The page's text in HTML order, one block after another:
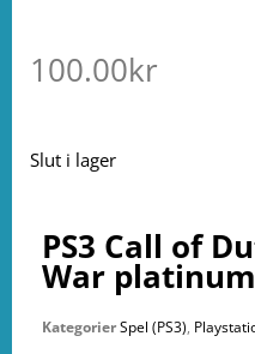
100.00kr
Slut i lager
PS3 Call of
War platinum
KategorierSpel (PS3),